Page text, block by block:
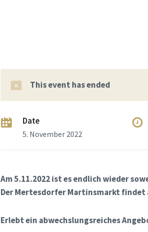
This event has ended
Date
5. November 2022
Am 5.11.2022 ist es endlich wieder
Der Mertesdorfer Martinsmarkt findet
Erlebt ein abwechslungsreiches